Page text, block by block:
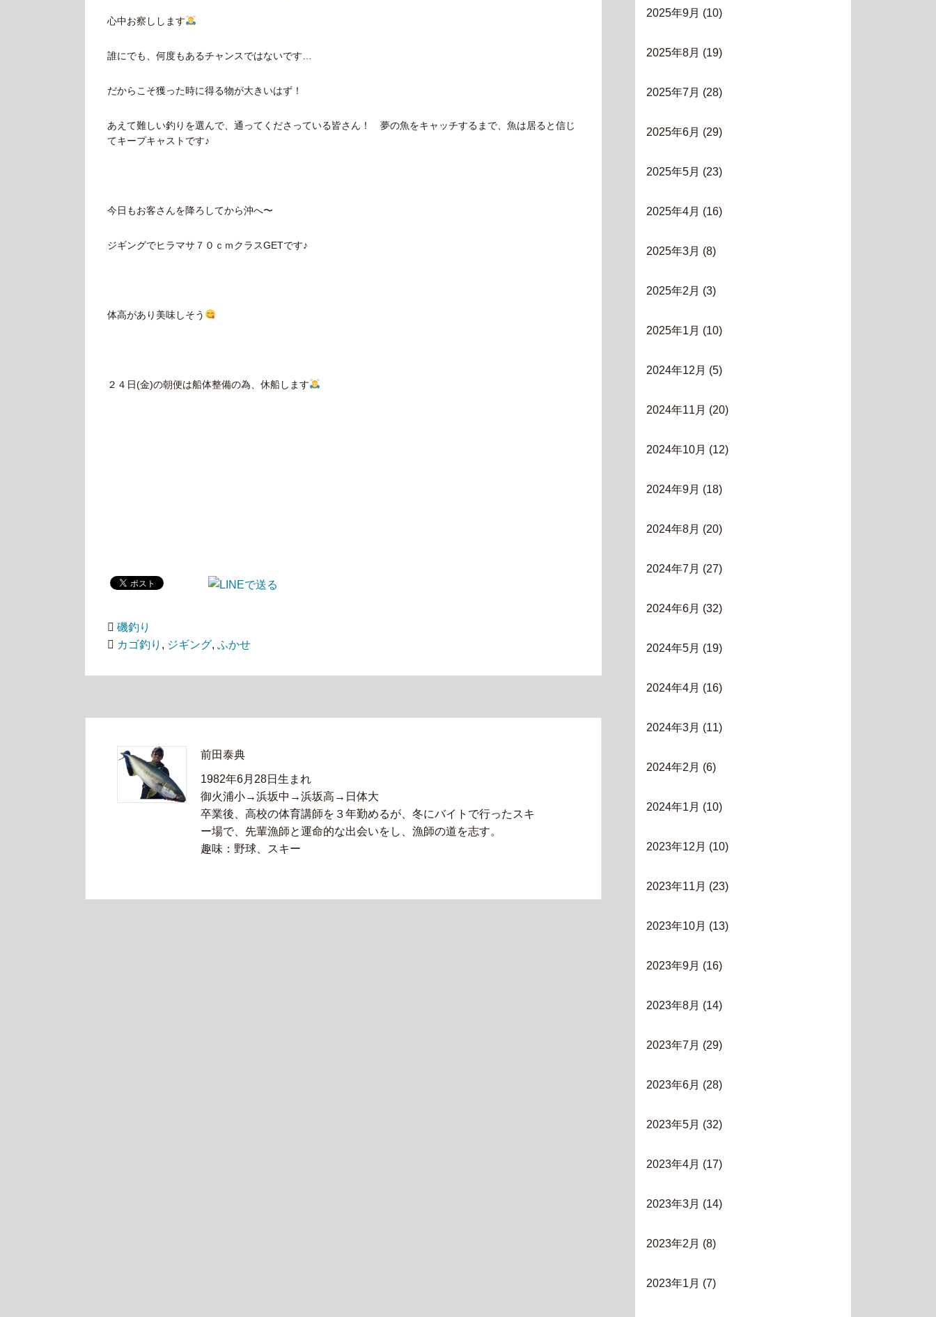
心中お察しします
誰にでも、何度もあるチャンスではないです…
だからこそ獲った時に得る物が大きいはず！
あえて難しい釣りを選んで、通ってくださっている皆さん！ 夢の魚をキャッチするまで、魚は居ると信じ
てキープキャストです♪
今日もお客さんを降ろしてから沖へ〜
ジギングでヒラマサ７０ｃｍクラスGETです♪
体高があり美味しそう
２４日(金)の朝便は船体整備の為、休船します
磯釣り
カゴ釣り , ジギング, ふかせ
前田泰典
1982年6月28日生まれ
御火浦小→浜坂中→浜坂高→日体大
卒業後、高校の体育講師を３年勤めるが、冬にバイトで行ったスキ
ー場で、先輩漁師と運命的な出会いをし、漁師の道を志す。
趣味：野球、スキー
2025年9月 (10)
2025年8月 (19)
2025年7月 (28)
2025年6月 (29)
2025年5月 (23)
2025年4月 (16)
2025年3月 (8)
2025年2月 (3)
2025年1月 (10)
2024年12月 (5)
2024年11月 (20)
2024年10月 (12)
2024年9月 (18)
2024年8月 (20)
2024年7月 (27)
2024年6月 (32)
2024年5月 (19)
2024年4月 (16)
2024年3月 (11)
2024年2月 (6)
2024年1月 (10)
2023年12月 (10)
2023年11月 (23)
2023年10月 (13)
2023年9月 (16)
2023年8月 (14)
2023年7月 (29)
2023年6月 (28)
2023年5月 (32)
2023年4月 (17)
2023年3月 (14)
2023年2月 (8)
2023年1月 (7)